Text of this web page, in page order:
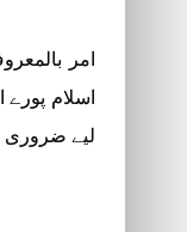
امر
اسلام
لیے ضروری